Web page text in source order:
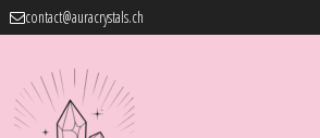
contact@auracrystals.ch